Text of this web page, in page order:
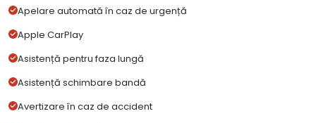
Apelare automată în caz de urgență
Apple CarPlay
Asistență pentru faza lungă
Asistență schimbare bandă
Avertizare în caz de accident